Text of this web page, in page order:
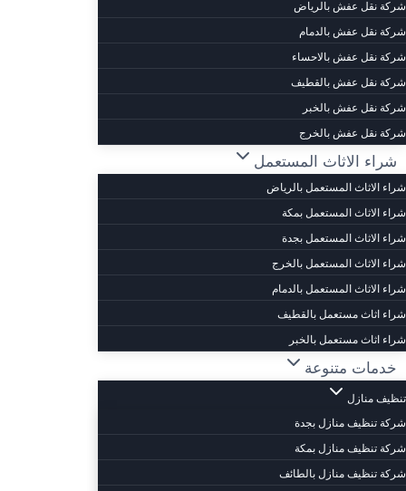
شركة نقل عفش بالرياض
شركة نقل عفش بالدمام
شركة نقل عفش بالاحساء
شركة نقل عفش بالقطيف
شركة نقل عفش بالخبر
شركة نقل عفش بالخرج
شراء الاثاث المستعمل
شراء الاثاث المستعمل بالرياض
شراء الاثاث المستعمل بمكة
شراء الاثاث المستعمل بجدة
شراء الاثاث المستعمل بالخرج
شراء الاثاث المستعمل بالدمام
شراء اثاث مستعمل بالقطيف
شراء اثاث مستعمل بالخبر
خدمات متنوعة
تنظيف منازل
شركة تنظيف منازل بجدة
شركة تنظيف منازل بمكة
شركة تنظيف منازل بالطائف